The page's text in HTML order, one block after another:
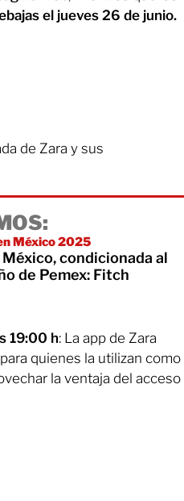
el jueves 26 de junio.
de Zara y sus
México 2025
México, condicionada al
de Pemex: Fitch
19:00 h: La app de Zara
quienes la utilizan como
la ventaja del acceso